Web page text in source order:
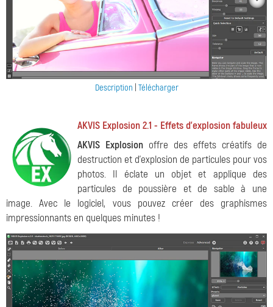
Description Télécharger
AKVIS Explosion 2.1 - Effets d'explosion fabuleux
AKVIS Explosion offre des effets créatifs de
destruction et d'explosion de particules pour vos
photos. Il éclate un objet et applique des
particules de poussière et de sable à une
image. Avec le logiciel, vous pouvez créer des graphismes
impressionnants en quelques minutes !